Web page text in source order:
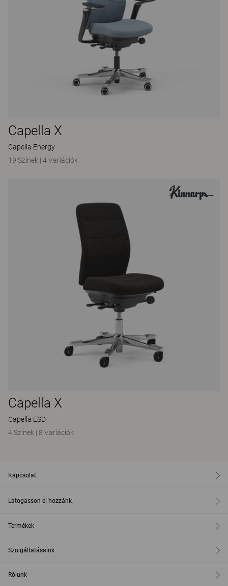
Capella X
Capella Energy
19 Színek | 4 Variációk
Capella X
Capella ESD
4 Színek | 8 Variációk
Kapcsolat
Látogasson el hozzánk
Termékek
Szolgáltatásaink
Rólunk